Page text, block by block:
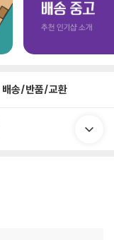
배송/반품/교환